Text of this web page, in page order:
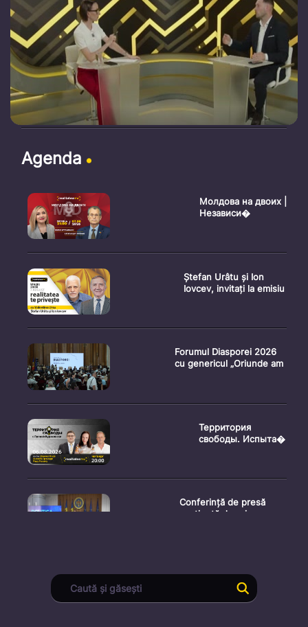
Agenda
Молдова на двоих |
Независи�
Ștefan Urâtu și Ion
Iovcev, invitați la emisiu
Forumul Diasporei 2026
cu genericul „Oriunde am
Территория
свободы. Испыта�
Conferință de presă
susținută de prim-
Ședința Consiliului
Superior al Procurorilor
din